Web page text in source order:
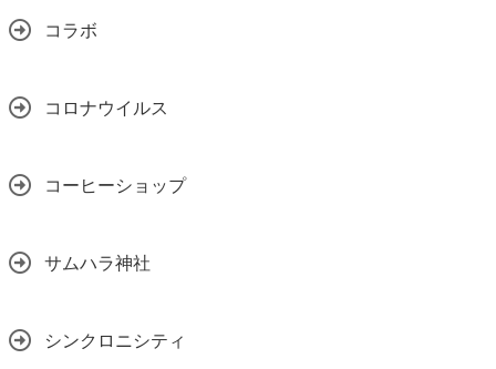
コラボ
コロナウイルス
コーヒーショップ
サムハラ神社
シンクロニシティ